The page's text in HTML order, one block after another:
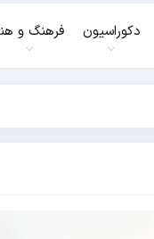
دکوراسیون فرهنگ و